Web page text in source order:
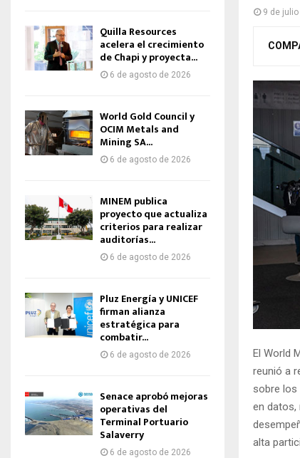
9 de
El World
reunió a
sobre los
en datos,
alta
Quilla Resources
acelera el crecimiento
de Chapi y proyecta...
6 de agosto de 2026
World Gold Council y
OCIM Metals and
Mining SA...
6 de agosto de 2026
MINEM publica
proyecto que actualiza
criterios para realizar
auditorías...
6 de agosto de 2026
Pluz Energía y UNICEF
firman alianza
estratégica para
combatir...
6 de agosto de 2026
Senace aprobó mejoras
operativas del
Terminal Portuario
Salaverry
6 de agosto de 2026